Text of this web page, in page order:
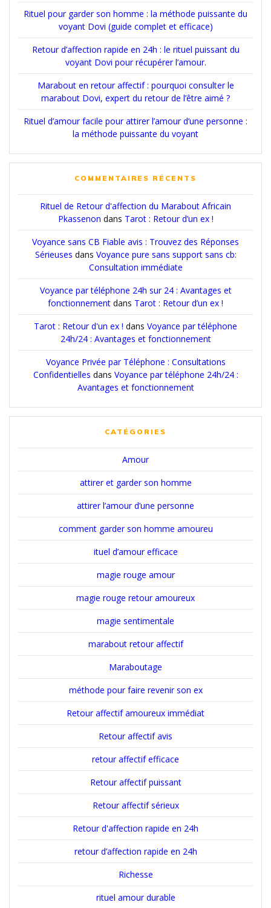
Rituel pour garder son homme : la méthode puissante du
voyant Dovi (guide complet et efficace)
Retour d’affection rapide en 24h : le rituel puissant du
voyant Dovi pour récupérer l’amour.
Marabout en retour affectif : pourquoi consulter le
marabout Dovi, expert du retour de l’être aimé ?
Rituel d’amour facile pour attirer l’amour d’une personne :
la méthode puissante du voyant
COMMENTAIRES RÉCENTS
Rituel de Retour d'affection du Marabout Africain
Pkassenon dans Tarot : Retour d’un ex !
Voyance sans CB Fiable avis : Trouvez des Réponses
Sérieuses dans Voyance pure sans support sans cb:
Consultation immédiate
Voyance par téléphone 24h sur 24 : Avantages et
fonctionnement dans Tarot : Retour d’un ex !
Tarot : Retour d'un ex ! dans Voyance par téléphone
24h/24 : Avantages et fonctionnement
Voyance Privée par Téléphone : Consultations
Confidentielles dans Voyance par téléphone 24h/24 :
Avantages et fonctionnement
CATÉGORIES
Amour
attirer et garder son homme
attirer l’amour d’une personne
comment garder son homme amoureu
ituel d’amour efficace
magie rouge amour
magie rouge retour amoureux
magie sentimentale
marabout retour affectif
Maraboutage
méthode pour faire revenir son ex
Retour affectif amoureux immédiat
Retour affectif avis
retour affectif efficace
Retour affectif puissant
Retour affectif sérieux
Retour d'affection rapide en 24h
retour d’affection rapide en 24h
Richesse
rituel amour durable